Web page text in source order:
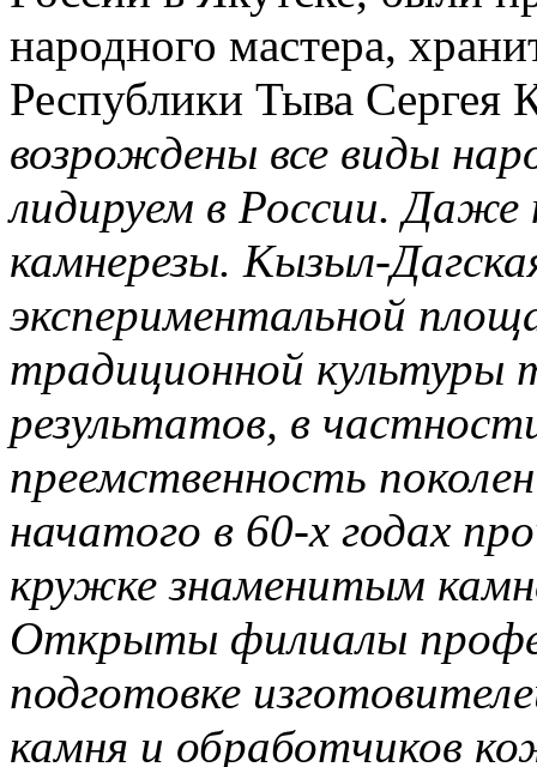
народного мастера,
Республики Тыва Сергея
возрождены все виды
лидируем в России.
камнерезы. Кызыл-
экспериментальной
традиционной культуры
результатов, в
преемственность
начатого в 60-х годах
кружке знаменитым
Открыты филиалы
подготовке
камня и обработчиков